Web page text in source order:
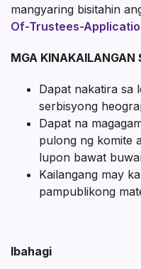
mangyaring bisitahin
Of-Trustees-
MGA KINAKAILANGAN
Dapat nakatira sa
serbisyong
Dapat na
pulong ng komite
lupon bawat
Kailangang may
pampublikong
Ibahagi